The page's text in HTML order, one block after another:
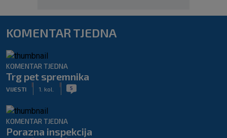
KOMENTAR TJEDNA
KOMENTAR TJEDNA
Trg pet spremnika
VIJESTI 1. kol. 5
KOMENTAR TJEDNA
Porazna inspekcija